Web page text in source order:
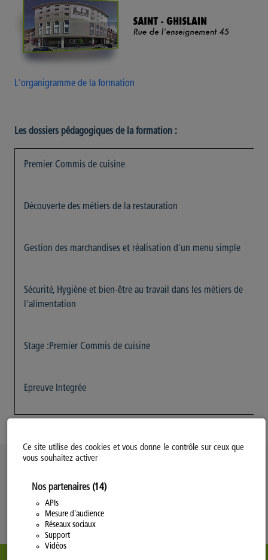
Ce site utilise des cookies et vous donne le contrôle sur ceux que
vous souhaitez activer
Nos partenaires (14)
APIs
Mesure d'audience
Réseaux sociaux
Support
Vidéos
L'organigramme de la formation
Les dossiers pédagogiques de la formation :
Premier Commis de cuisine
Découverte des métiers de la restauration
Gestion des marchandises et réalisation d'un menu simple
Sécurité, Hygiène et bien-être au travail dans les métiers de
l'alimentation
Stage :Premier Commis de cuisine
Epreuve Integrée
Modifiez votre consentement
Politique Générale de Confidentialité